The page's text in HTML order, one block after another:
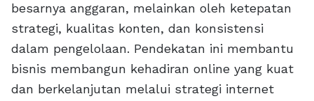
besarnya anggaran, melainkan oleh ketepatan
strategi, kualitas konten, dan konsistensi
dalam pengelolaan. Pendekatan ini membantu
bisnis membangun kehadiran online yang kuat
dan berkelanjutan melalui strategi internet